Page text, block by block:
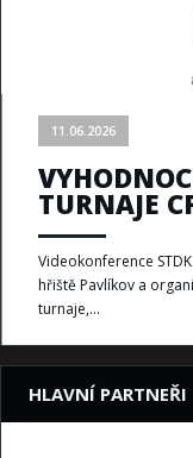
11.06.2026
TURNAJE
Videokonference
hřiště Pavlíkov a
turnaje,...
HLAVNÍ PARTNEŘI